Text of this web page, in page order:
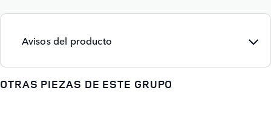
Avisos del producto
OTRAS PIEZAS DE ESTE GRUPO